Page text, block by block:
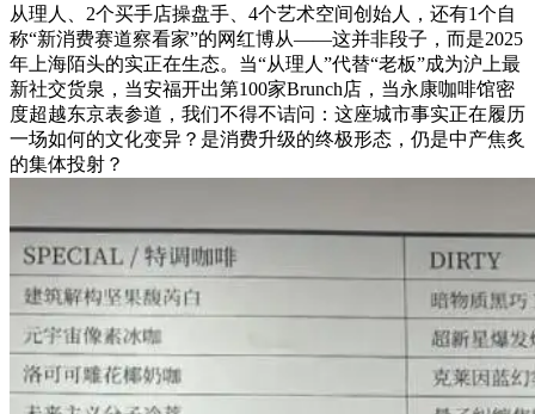
从理人、2个买手店操盘手、4个艺术空间创始人，还有1个自
称“新消费赛道察看家”的网红博从——这并非段子，而是2025
年上海陌头的实正在生态。当“从理人”代替“老板”成为沪上最
新社交货泉，当安福开出第100家Brunch店，当永康咖啡馆密
度超越东京表参道，我们不得不诘问：这座城市事实正在履历
一场如何的文化变异？是消费升级的终极形态，仍是中产焦炙
的集体投射？